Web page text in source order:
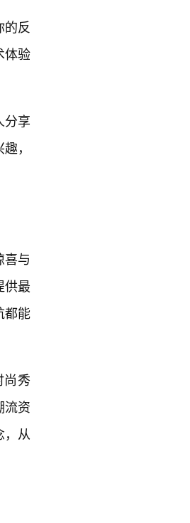
反
体验
分享
，
与
供最
都能
秀
流资
，从